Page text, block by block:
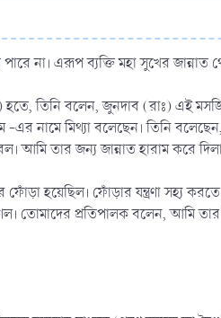
না। এরূপ ব্যক্তি মহা সুখের জান্নাত
তিনি বলেন, জুনদাব (রাঃ) এই
এর নামে মিথ্যা বলেছেন। তিনি
আমি তার জন্য জান্নাত হারাম করে
হয়েছিল। ফোঁড়ার যন্ত্রণা সহ্য
তোমাদের প্রতিপালক বলেন, আমি তার